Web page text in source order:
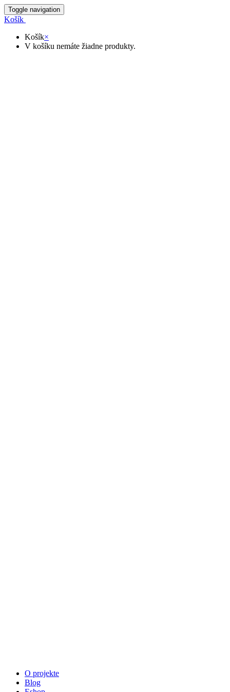
Toggle navigation
Košík
Košík×
V košíku nemáte žiadne produkty.
O projekte
Blog